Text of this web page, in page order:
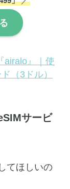
airalo』｜使
（3ドル）
サービ
てほしいの